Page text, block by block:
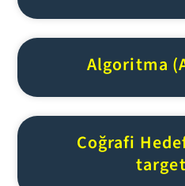
Algoritma
Coğrafi